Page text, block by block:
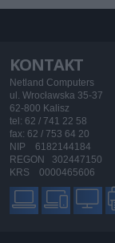
KONTAKT
Netland Computers
ul. Wrocławska 35-37
62-800 Kalisz
tel: 62 / 741 22 58
fax: 62 / 753 64 20
NIP 6182144184
REGON 302447150
KRS 0000465606